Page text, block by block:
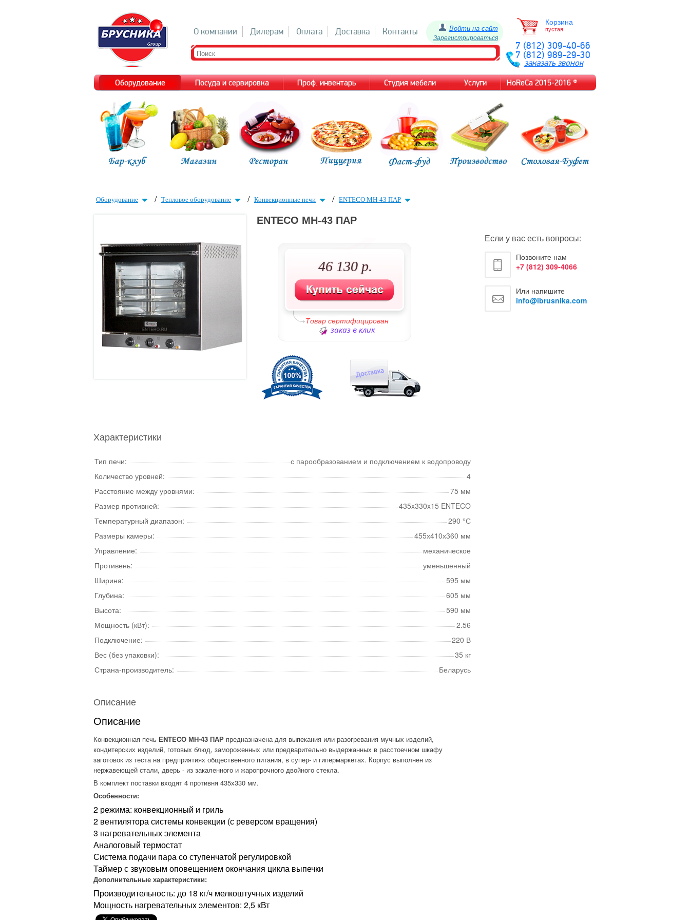
Войти на сайт
Зарегистрироваться
Корзина
пустая
7 (812) 309-40-66
7 (812) 989-29-30
заказать звонок
О компании Дилерам Оплата Доставка Контакты
Оборудование Посуда и сервировка Проф. инвентарь Студия мебели Услуги HoReCa 2015-2016 ®
Оборудование / Тепловое оборудование / Конвекционные печи / ENTECO МН-43 ПАР
ENTECO МН-43 ПАР
46 130 р.
Товар сертифицирован
заказ в клик
Характеристики
Тип печи:
с парообразованием и подключением к водопроводу
Количество уровней:
4
Расстояние между уровнями:
75 мм
Размер противней:
435x330x15 ENTECO
Температурный диапазон:
290 °С
Размеры камеры:
455х410х360 мм
Управление:
механическое
Противень:
уменьшенный
Ширина:
595 мм
Глубина:
605 мм
Высота:
590 мм
Мощность (кВт):
2.56
Подключение:
220 В
Вес (без упаковки):
35 кг
Страна-производитель:
Беларусь
Описание
Описание
Конвекционная печь ENTECO МН-43 ПАР предназначена для выпекания или разогревания мучных изделий,
кондитерских изделий, готовых блюд, замороженных или предварительно выдержанных в расстоечном шкафу
заготовок из теста на предприятиях общественного питания, в супер- и гипермаркетах. Корпус выполнен из
нержавеющей стали, дверь - из закаленного и жаропрочного двойного стекла.
В комплект поставки входят 4 противня 435х330 мм.
Особенности:
2 режима: конвекционный и гриль
2 вентилятора системы конвекции (с реверсом вращения)
3 нагревательных элемента
Аналоговый термостат
Система подачи пара со ступенчатой регулировкой
Таймер с звуковым оповещением окончания цикла выпечки
Дополнительные характеристики:
Производительность: до 18 кг/ч мелкоштучных изделий
Мощность нагревательных элементов: 2,5 кВт
Если у вас есть вопросы:
Позвоните нам
+7 (812) 309-4066
Или напишите
info@ibrusnika.com